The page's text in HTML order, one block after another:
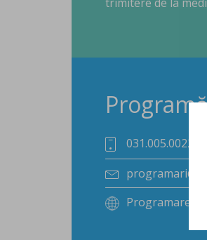
031.005.0022
Programare